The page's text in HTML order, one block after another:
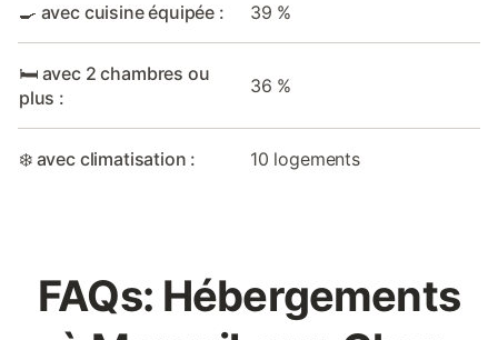
🍳 avec cuisine équipée : 39 %
🛏️ avec 2 chambres ou
plus :
36 %
❄️ avec climatisation : 10 logements
FAQs: Hébergements